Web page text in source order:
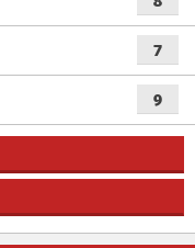
7
9